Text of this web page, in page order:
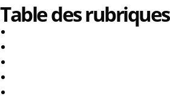
Table des rubriques